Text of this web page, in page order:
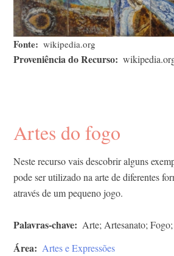
Fonte wikipedia.org
Proveniência do Recurso
Artes do fogo
Neste recurso vais descobrir alguns
pode ser utilizado na arte de diferentes
através de um pequeno jogo.
Palavras-chave Arte; Artesanato;
Área Artes e Expressões